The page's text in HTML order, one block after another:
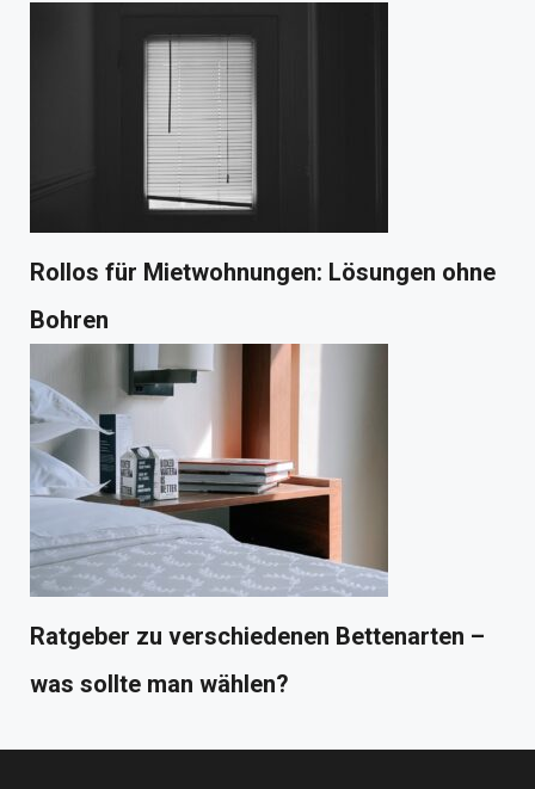
Rollos für Mietwohnungen: Lösungen ohne
Bohren
Ratgeber zu verschiedenen Bettenarten –
was sollte man wählen?